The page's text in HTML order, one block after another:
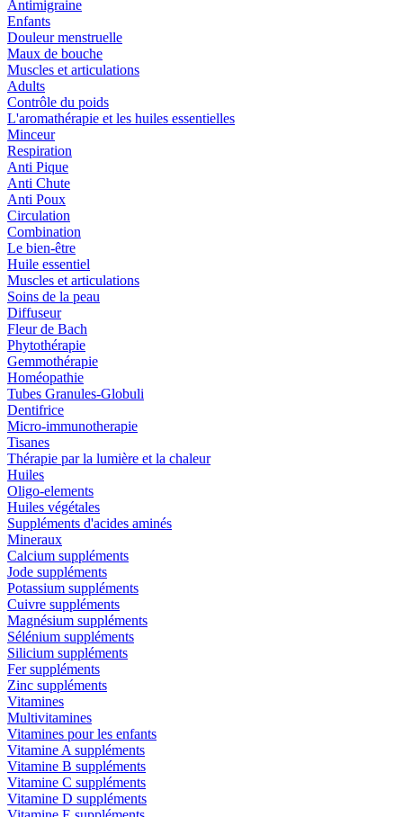
Antimigraine
Enfants
Douleur menstruelle
Maux de bouche
Muscles et articulations
Adults
Contrôle du poids
L'aromathérapie et les huiles essentielles
Minceur
Respiration
Anti Pique
Anti Chute
Anti Poux
Circulation
Combination
Le bien-être
Huile essentiel
Muscles et articulations
Soins de la peau
Diffuseur
Fleur de Bach
Phytothérapie
Gemmothérapie
Homéopathie
Tubes Granules-Globuli
Dentifrice
Micro-immunotherapie
Tisanes
Thérapie par la lumière et la chaleur
Huiles
Oligo-elements
Huiles végétales
Suppléments d'acides aminés
Mineraux
Calcium suppléments
Jode suppléments
Potassium suppléments
Cuivre suppléments
Magnésium suppléments
Sélénium suppléments
Silicium suppléments
Fer suppléments
Zinc suppléments
Vitamines
Multivitamines
Vitamines pour les enfants
Vitamine A suppléments
Vitamine B suppléments
Vitamine C suppléments
Vitamine D suppléments